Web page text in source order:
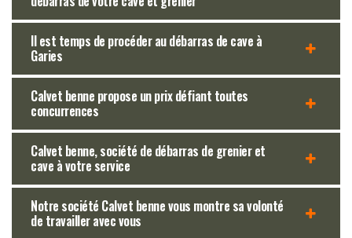
Il est temps de procéder au débarras de cave à
Garies
Calvet benne propose un prix défiant toutes
concurrences
Calvet benne, société de débarras de grenier et
cave à votre service
Notre société Calvet benne vous montre sa volonté
de travailler avec vous